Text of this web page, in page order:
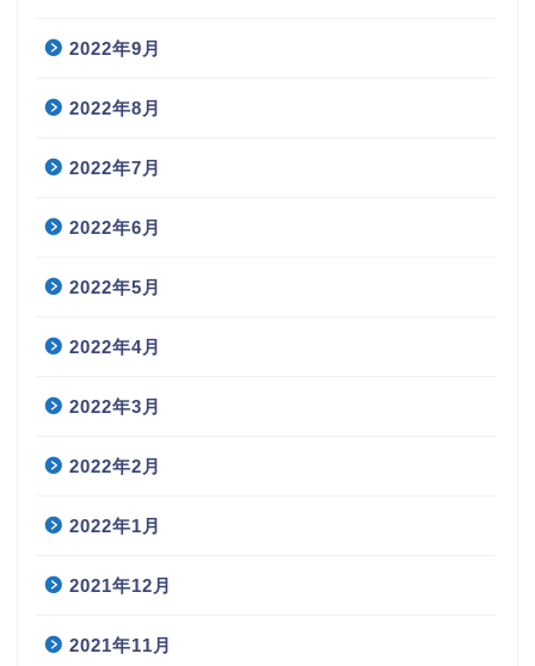
2022年9月
2022年8月
2022年7月
2022年6月
2022年5月
2022年4月
2022年3月
2022年2月
2022年1月
2021年12月
2021年11月